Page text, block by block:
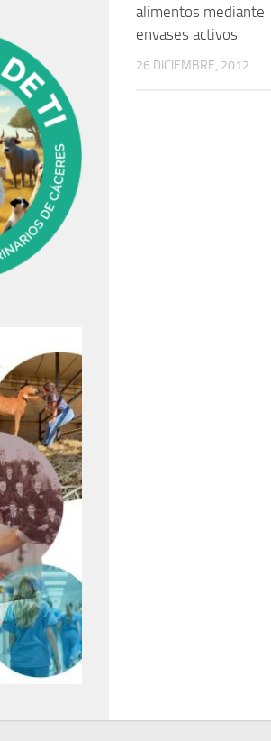
alimentos mediante
envases activos
26 DICIEMBRE, 2012